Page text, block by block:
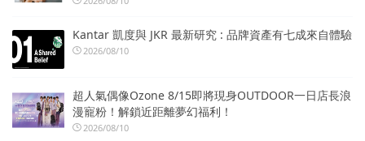
Kantar 凱度與 JKR 最新研究 : 品牌資產有七成來自體驗
2026/08/10
超人氣偶像Ozone 8/15即將現身OUTDOOR一日店長浪
漫寵粉！解鎖近距離夢幻福利！
2026/08/10